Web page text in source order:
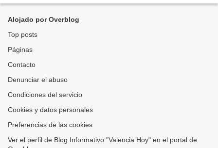
Alojado por Overblog
Top posts
Páginas
Contacto
Denunciar el abuso
Condiciones del servicio
Cookies y datos personales
Preferencias de las cookies
Ver el perfil de Blog Informativo "Valencia Hoy" en el portal de